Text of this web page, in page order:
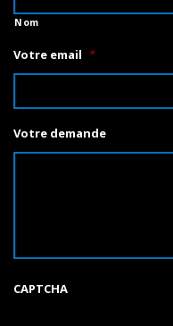
Nom
Votre email *
Votre demande
CAPTCHA